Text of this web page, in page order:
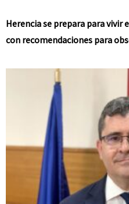
Herencia se prepara para vivir
con recomendaciones para